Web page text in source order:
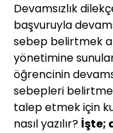
Devamsızlık
başvuruyla
sebep belirtmek
yönetimine
öğrencinin
sebepleri
talep etmek için
nasıl yazılır? İşte;